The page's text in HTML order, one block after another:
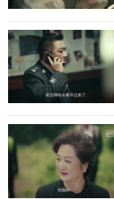
确认生子。